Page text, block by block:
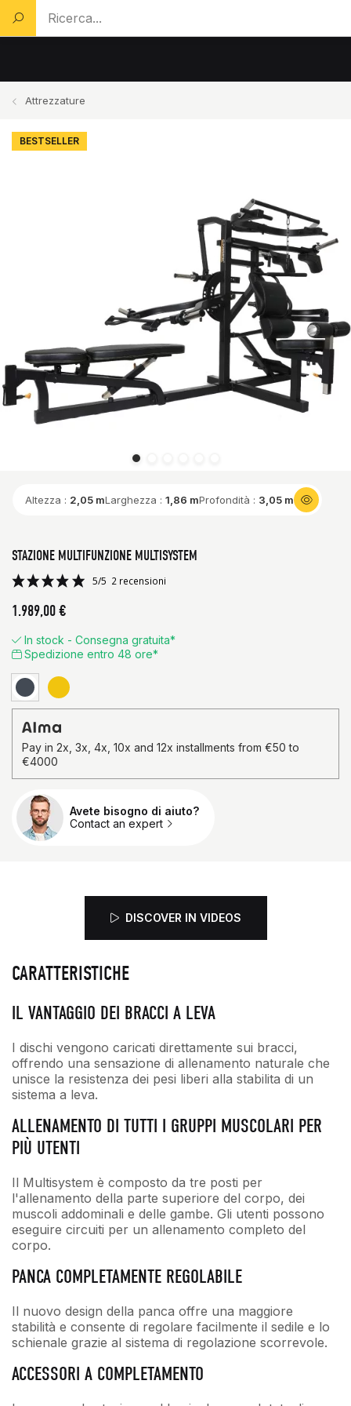
Attrezzature
BESTSELLER
Altezza : 2,05 mLarghezza : 1,86 mProfondità : 3,05 m
STAZIONE MULTIFUNZIONE MULTISYSTEM
1.989,00 €
In stock - Consegna gratuita*
Spedizione entro 48 ore*
Nero Giallo
Pay in 2x, 3x, 4x, 10x and 12x installments from €50 to
€4000
Qtà.
Avete bisogno di aiuto?
Contact an expert
DISCOVER IN VIDEOS
CARATTERISTICHE
IL VANTAGGIO DEI BRACCI A LEVA
I dischi vengono caricati direttamente sui bracci,
offrendo una sensazione di allenamento naturale che
unisce la resistenza dei pesi liberi alla stabilita di un
sistema a leva.
ALLENAMENTO DI TUTTI I GRUPPI MUSCOLARI PER
PIÙ UTENTI
Il Multisystem è composto da tre posti per
l'allenamento della parte superiore del corpo, dei
muscoli addominali e delle gambe. Gli utenti possono
eseguire circuiti per un allenamento completo del
corpo.
PANCA COMPLETAMENTE REGOLABILE
Il nuovo design della panca offre una maggiore
stabilità e consente di regolare facilmente il sedile e lo
schienale grazie al sistema di regolazione scorrevole.
ACCESSORI A COMPLETAMENTO